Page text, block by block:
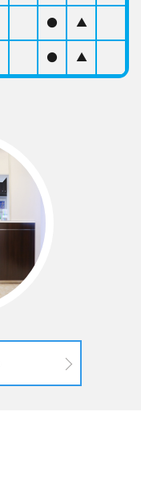
● ▲
● ▲